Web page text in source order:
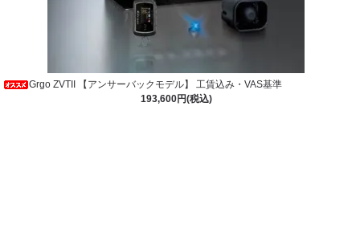
Grgo ZVTII 【アンサーバックモデル】 工賃込み・VAS基準
193,600円(税込)